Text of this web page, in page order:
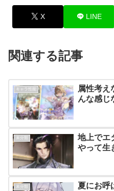
X LINE
関連する記事
キャラ性能
属性考え
んな感じ
未分類
地上でエ
やって生
未分類 夏にお呼